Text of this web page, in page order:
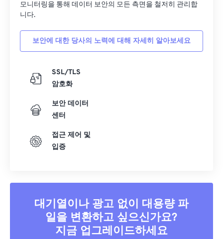
모니터링을 통해 데이터 보안의 모든 측면을 철저히 관리합
니다.
보안에 대한 당사의 노력에 대해 자세히 알아보세요
SSL/TLS
암호화
보안 데이터
센터
접근 제어 및
입증
대기열이나 광고 없이 대용량 파
일을 변환하고 싶으신가요?
지금 업그레이드하세요